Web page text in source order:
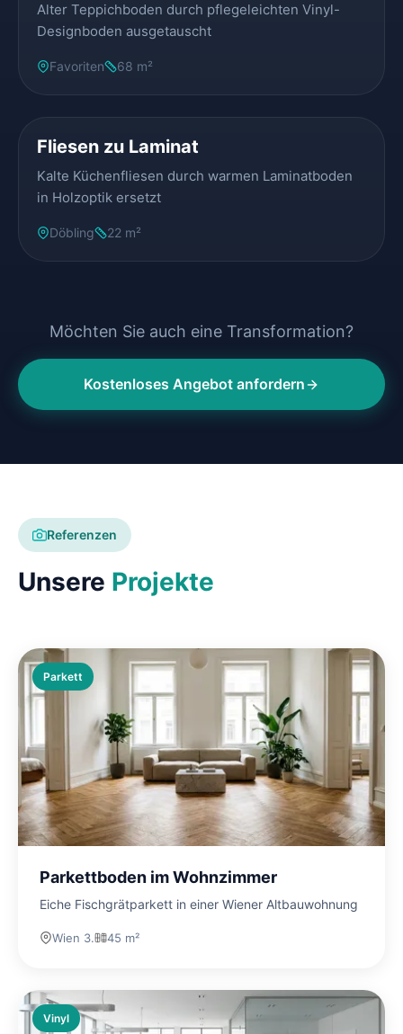
Alter Teppichboden durch pflegeleichten Vinyl-
Designboden ausgetauscht
Favoriten 68 m²
Fliesen zu Laminat
Kalte Küchenfliesen durch warmen Laminatboden
in Holzoptik ersetzt
Döbling 22 m²
Möchten Sie auch eine Transformation?
Kostenloses Angebot anfordern
Referenzen
Unsere Projekte
Parkett
Parkettboden im Wohnzimmer
Eiche Fischgrätparkett in einer Wiener Altbauwohnung
Wien 3. 45 m²
Vinyl